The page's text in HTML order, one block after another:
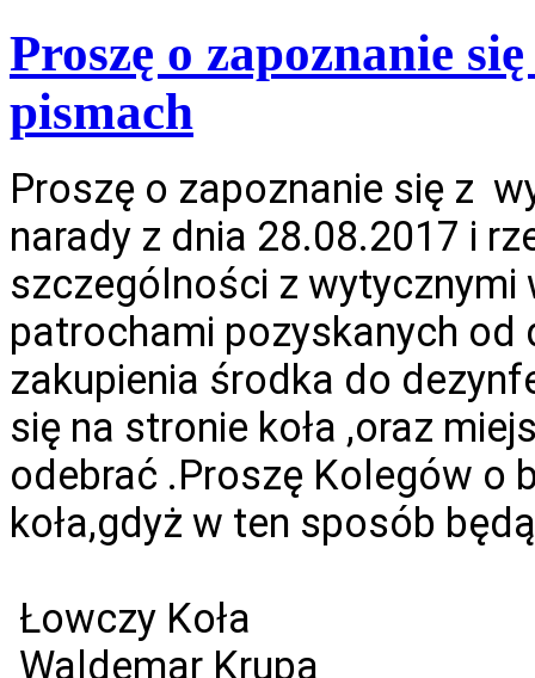
Proszę o zapoznanie
pismach
Proszę o zapoznanie się z
narady z dnia 28.08.2017 i
szczególności z
patrochami pozyskanych
zakupienia środka do
się na stronie koła ,oraz
odebrać .Proszę Kolegów o
koła,gdyż w ten sposób
Łowczy Koła
Waldemar Krupa